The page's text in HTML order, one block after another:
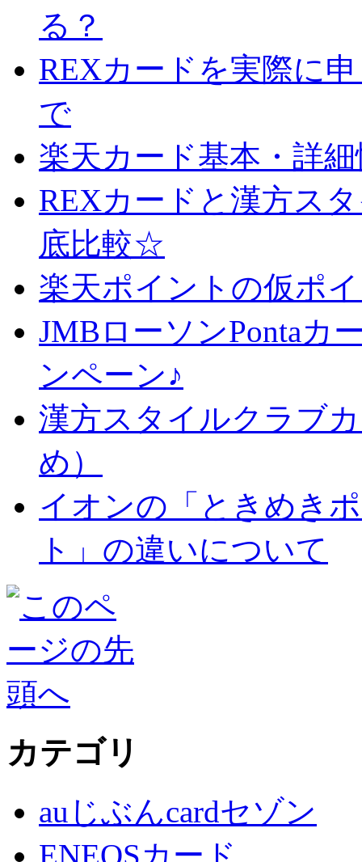
る？
REXカードを実際に
で
楽天カード基本・詳
REXカードと漢方ス
底比較☆
楽天ポイントの仮ポ
JMBローソンPontaカ
ンペーン♪
漢方スタイルクラブ
め）
イオンの「ときめき
ト」の違いについて
カテゴリ
auじぶんcardセゾン